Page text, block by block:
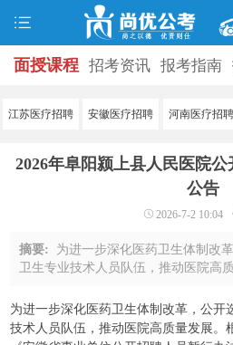
面授课程 招考资讯 报考指南
口 打准考证 成绩查询 面试公
学员风采 名
江苏医疗招聘 安徽医疗招聘 河南医疗招聘
2026年阜阳颍上县人民医院
公告
2026-7-2 10:04
摘要: 为进一步深化医药卫生体制改
卫生专业技术人员队伍，推动医院高
社发〔2010〕78号）、《阜阳市人民
为进一步深化医药卫生体制改革，公开
技术人员队伍，推动医院高质量发展。